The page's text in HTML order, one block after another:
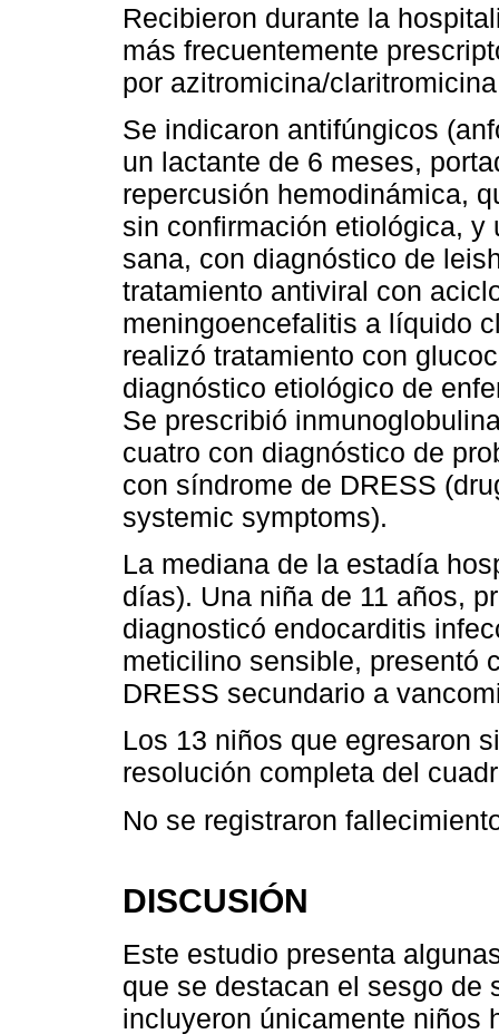
Recibieron durante la
más frecuentemente
por azitromicina/
Se indicaron antifúngicos
un lactante de 6 meses,
repercusión hemodinámica,
sin confirmación etiológica, y
sana, con diagnóstico de
tratamiento antiviral con
meningoencefalitis a líquido
realizó tratamiento con
diagnóstico etiológico de
Se prescribió
cuatro con diagnóstico de
con síndrome de DRESS
systemic symptoms).
La mediana de la estadía
días). Una niña de 11 años,
diagnosticó endocarditis
meticilino sensible, presentó
DRESS secundario a
Los 13 niños que egresaron
resolución completa del
No se registraron
DISCUSIÓN
Este estudio presenta
que se destacan el sesgo de
incluyeron únicamente niños